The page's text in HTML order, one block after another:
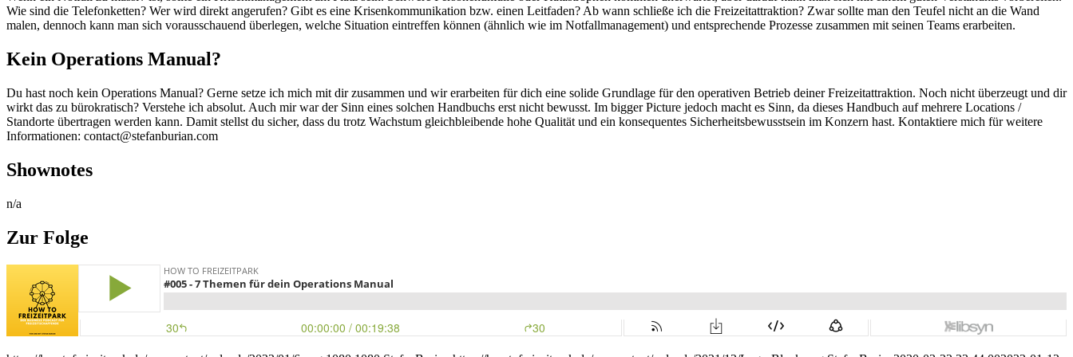
Wie sind die Telefonketten? Wer wird direkt angerufen? Gibt es eine Krisenkommunikation bzw. einen Leitfaden? Ab wann schließe ich die Freizeitattraktion? Zwar sollte man den Teufel nicht an die Wand
malen, dennoch kann man sich vorausschauend überlegen, welche Situation eintreffen können (ähnlich wie im Notfallmanagement) und entsprechende Prozesse zusammen mit seinen Teams erarbeiten.
Kein Operations Manual?
Du hast noch kein Operations Manual? Gerne setze ich mich mit dir zusammen und wir erarbeiten für dich eine solide Grundlage für den operativen Betrieb deiner Freizeitattraktion. Noch nicht überzeugt und dir
wirkt das zu bürokratisch? Verstehe ich absolut. Auch mir war der Sinn eines solchen Handbuchs erst nicht bewusst. Im bigger Picture jedoch macht es Sinn, da dieses Handbuch auf mehrere Locations /
Standorte übertragen werden kann. Damit stellst du sicher, dass du trotz Wachstum gleichbleibende hohe Qualität und ein konsequentes Sicherheitsbewusstsein im Konzern hast. Kontaktiere mich für weitere
Informationen: contact@stefanburian.com
Shownotes
n/a
Zur Folge